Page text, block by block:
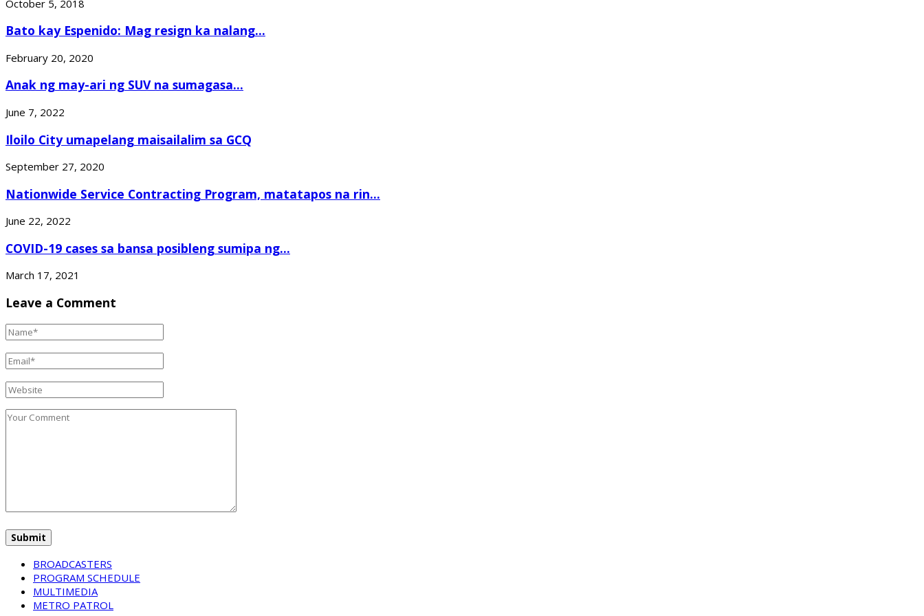
October 5, 2018
Bato kay Espenido: Mag resign ka nalang...
February 20, 2020
Anak ng may-ari ng SUV na sumagasa...
June 7, 2022
Iloilo City umapelang maisailalim sa GCQ
September 27, 2020
Nationwide Service Contracting Program, matatapos na rin...
June 22, 2022
COVID-19 cases sa bansa posibleng sumipa ng...
March 17, 2021
Leave a Comment
BROADCASTERS
PROGRAM SCHEDULE
MULTIMEDIA
METRO PATROL